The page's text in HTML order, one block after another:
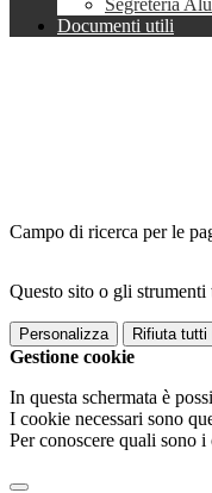
Segreteria
Documenti utili
Campo di ricerca per le
Questo sito o gli
Personalizza Rifiuta tutti
Gestione cookie
In questa schermata è
I cookie necessari sono
Per conoscere quali sono